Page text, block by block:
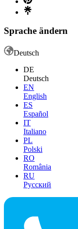
Sprache ändern
Deutsch
DE
Deutsch
EN
English
ES
Español
IT
Italiano
PL
Polski
RO
România
RU
Русский